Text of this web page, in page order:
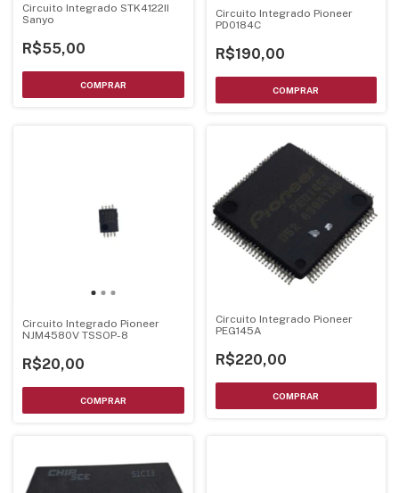
Circuito Integrado STK4122II
Sanyo
R$55,00
Circuito Integrado Pioneer
PD0184C
R$190,00
Circuito Integrado Pioneer
NJM4580V TSSOP-8
R$20,00
Circuito Integrado Pioneer
PEG145A
R$220,00